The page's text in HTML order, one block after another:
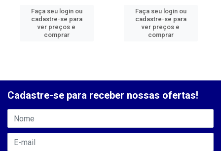
Faça seu login ou
cadastre-se para
ver preços e
comprar
Faça seu login ou
cadastre-se para
ver preços e
comprar
Cadastre-se para receber nossas ofertas!